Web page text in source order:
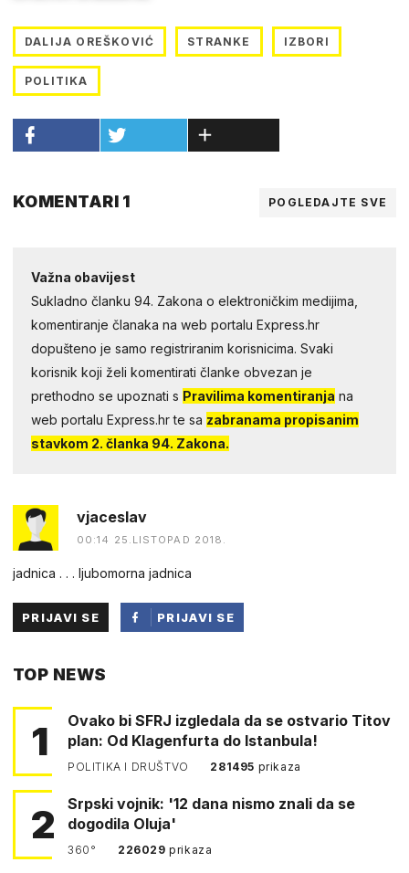
DALIJA OREŠKOVIĆ STRANKE IZBORI
POLITIKA
KOMENTARI 1 POGLEDAJTE SVE
Važna obavijest
Sukladno članku 94. Zakona o elektroničkim medijima,
komentiranje članaka na web portalu Express.hr
dopušteno je samo registriranim korisnicima. Svaki
korisnik koji želi komentirati članke obvezan je
prethodno se upoznati s Pravilima komentiranja na
web portalu Express.hr te sa zabranama propisanim
stavkom 2. članka 94. Zakona.
vjaceslav
00:14 25.LISTOPAD 2018.
jadnica . . . ljubomorna jadnica
PRIJAVI SE
PRIJAVI SE
TOP NEWS
1
Ovako bi SFRJ izgledala da se ostvario Titov
plan: Od Klagenfurta do Istanbula!
POLITIKA I DRUŠTVO 281495 prikaza
2
Srpski vojnik: '12 dana nismo znali da se
dogodila Oluja'
360° 226029prikaza